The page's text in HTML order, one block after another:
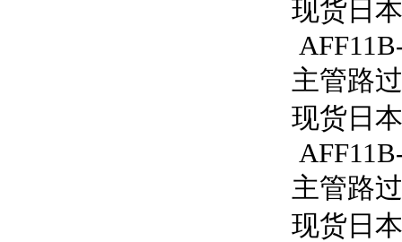
现货日
主管路
现货日
主管路
现货日